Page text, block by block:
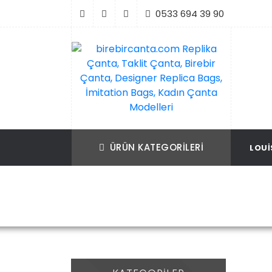
0533 694 39 90
Bags, Kadın Çanta Modelleri
ÜRÜN KATEGORILERI